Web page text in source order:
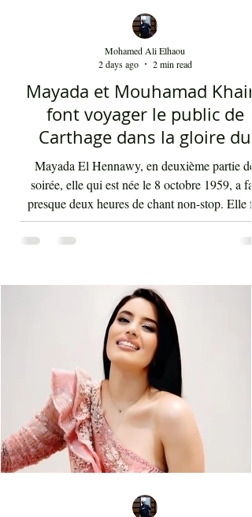
Mayada et Mouhamad Khairy
font voyager le public de
Carthage dans la gloire du
chant et de la musique
d'antan
Mayada El Hennawy, en deuxième partie de
soirée, elle qui est née le 8 octobre 1959, a fait
presque deux heures de chant non-stop. Elle
accompagnée par un orchestre qui contenait
meilleurs musiciens du pays qui s'exécutaient
matin, la diva syrienne a chanté les tubes qui
fait sa gloire et qui passent en boucle depuis
décennies dans les radios de masse dans not
Mohamed Ali Elhaou
2 days ago
2 min read